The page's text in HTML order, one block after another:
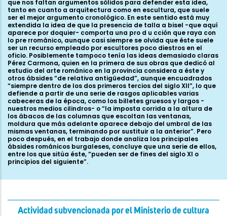
Actividad subvencionada por el Ministerio de cultura